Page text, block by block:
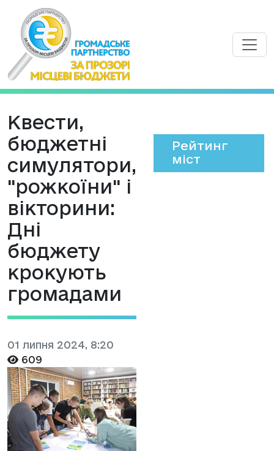
Квести,
бюджетні
симулятори,
"рожкоїни" і
вікторини:
Дні
бюджету
крокують
громадами
01 липня 2024, 8:20
609
Рейтинг
міст